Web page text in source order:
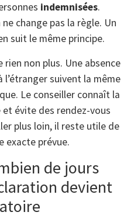
indemnisées.
change pas la règle. Un
suit le même principe.
rien non plus. Une absence
l’étranger suivent la même
Le conseiller connaît la
évite des rendez-vous
plus loin, il reste utile de
exacte prévue.
de jours
devient